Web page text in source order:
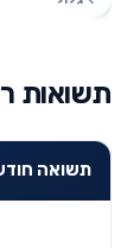
תשואות
תשואה